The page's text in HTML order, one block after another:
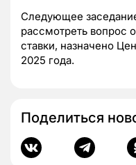
Следующее
рассмотреть вопрос
ставки, назначено
2025 года.
Поделиться